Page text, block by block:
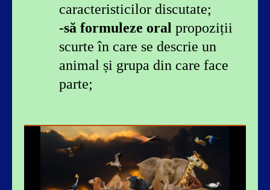
caracteristicilor discutate;
-să formuleze oral propoziții
scurte în care se descrie un
animal și grupa din care face
parte;